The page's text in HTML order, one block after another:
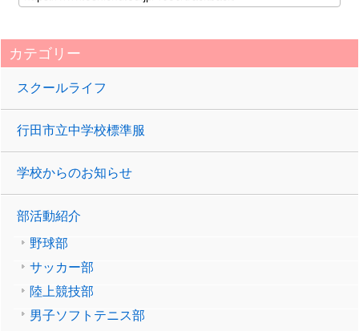
カテゴリー
スクールライフ
行田市立中学校標準服
学校からのお知らせ
部活動紹介
野球部
サッカー部
陸上競技部
男子ソフトテニス部